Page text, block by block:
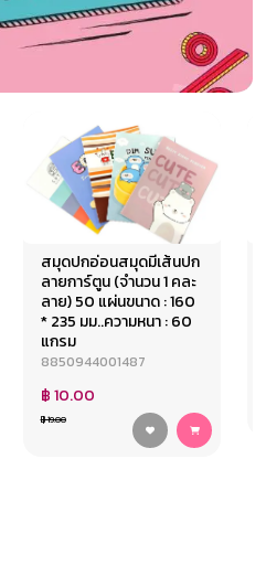
สมุดปกอ่อนสมุดมีเส้นปก
ลายการ์ตูน (จำนวน 1 คละ
ลาย) 50 แผ่นขนาด : 160
* 235 มม..ความหนา : 60
แกรม
8850944001487
฿ 10.00
฿ 19.00